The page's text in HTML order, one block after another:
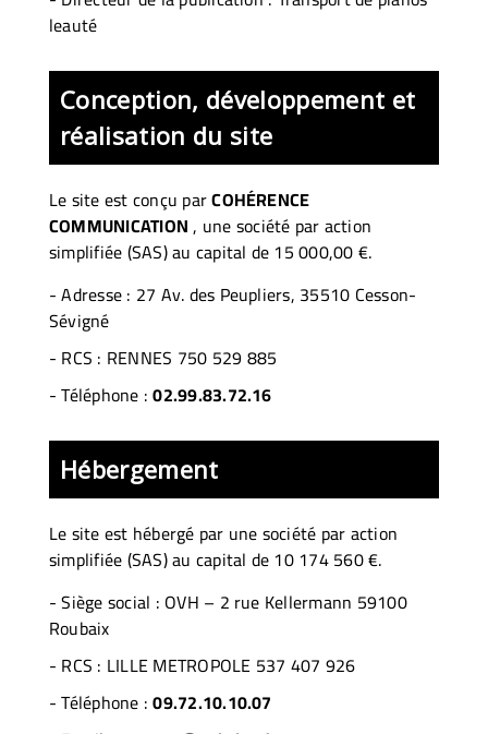
leauté
Conception, développement et
réalisation du site
Le site est conçu parCOHÉRENCE
COMMUNICATION, une société par action
simplifiée (SAS) au capital de 15 000,00 €.
-Adresse : 27 Av. des Peupliers, 35510 Cesson-
Sévigné
- RCS : RENNES 750 529 885
- Téléphone :02.99.83.72.16
Hébergement
Le site est hébergé par une société par action
simplifiée (SAS) au capital de 10 174 560 €.
-Siège social : OVH – 2 rue Kellermann 59100
Roubaix
- RCS : LILLE METROPOLE 537 407 926
- Téléphone :09.72.10.10.07